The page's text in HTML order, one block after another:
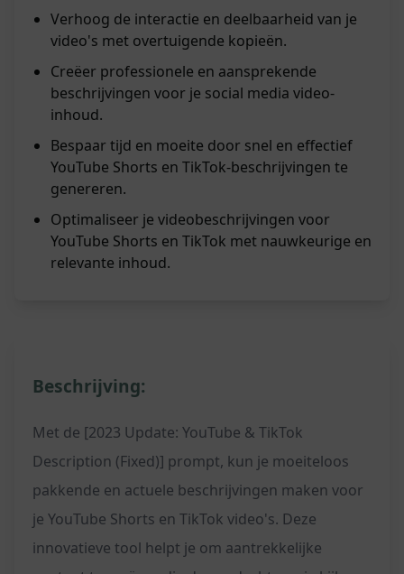
Verhoog de interactie en deelbaarheid van je
video's met overtuigende kopieën.
Creëer professionele en aansprekende
beschrijvingen voor je social media video-
inhoud.
Bespaar tijd en moeite door snel en effectief
YouTube Shorts en TikTok-beschrijvingen te
genereren.
Optimaliseer je videobeschrijvingen voor
YouTube Shorts en TikTok met nauwkeurige en
relevante inhoud.
Beschrijving:
Met de [2023 Update: YouTube & TikTok
Description (Fixed)] prompt, kun je moeiteloos
pakkende en actuele beschrijvingen maken voor
je YouTube Shorts en TikTok video's. Deze
innovatieve tool helpt je om aantrekkelijke